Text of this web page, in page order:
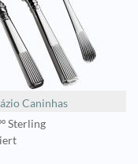
Caninhas
Sterling